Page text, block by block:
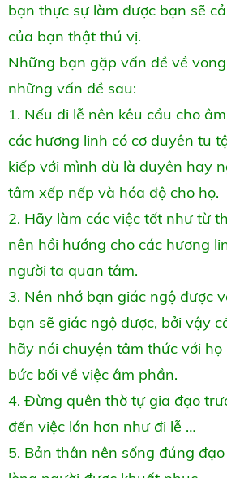
bạn thực sự làm được bạn sẽ
của bạn thật thú vị.
Những bạn gặp vấn đề về
những vấn đề sau:
1. Nếu đi lễ nên kêu cầu cho
các hương linh có cơ duyên tu
kiếp với mình dù là duyên hay
tâm xếp nếp và hóa độ cho họ.
2. Hãy làm các việc tốt như từ
nên hồi hướng cho các hương
người ta quan tâm.
3. Nên nhớ bạn giác ngộ được
bạn sẽ giác ngộ được, bởi vậy
hãy nói chuyện tâm thức với họ
bức bối về việc âm phần.
4. Đừng quên thờ tự gia đạo
đến việc lớn hơn như đi lễ …
5. Bản thân nên sống đúng